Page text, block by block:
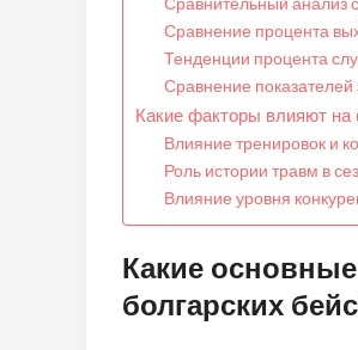
Сравнение процента
Тенденции процента
Сравнение
Какие факторы влияют на
Влияние тренировок и
Роль истории травм в
Влияние уровня
Какие
болгарских